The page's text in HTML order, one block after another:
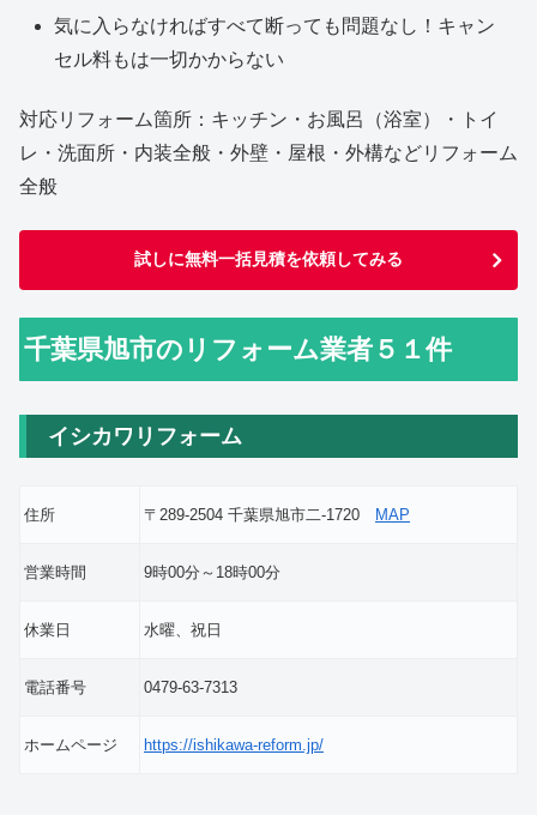
気に入らなければすべて断っても問題なし！キャン
セル料もは一切かからない
対応リフォーム箇所：キッチン・お風呂（浴室）・トイ
レ・洗面所・内装全般・外壁・屋根・外構などリフォーム
全般
試しに無料一括見積を依頼してみる
千葉県旭市のリフォーム業者５１件
イシカワリフォーム
住所 〒289-2504 千葉県旭市二-1720 MAP
営業時間 9時00分～18時00分
休業日 水曜、祝日
電話番号 0479-63-7313
ホームページ https://ishikawa-reform.jp/